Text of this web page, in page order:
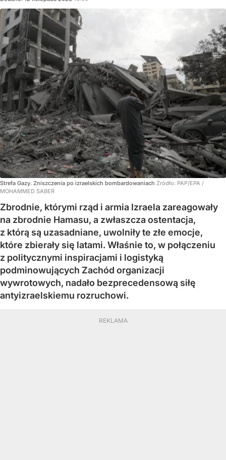
Strefa Gazy. Zniszczenia po izraelskich bombardowaniach Źródło: PAP/EPA /
MOHAMMED SABER
Zbrodnie, którymi rząd i armia Izraela zareagowały
na zbrodnie Hamasu, a zwłaszcza ostentacja,
z którą są uzasadniane, uwolniły te złe emocje,
które zbierały się latami. Właśnie to, w połączeniu
z politycznymi inspiracjami i logistyką
podminowujących Zachód organizacji
wywrotowych, nadało bezprecedensową siłę
antyizraelskiemu rozruchowi.